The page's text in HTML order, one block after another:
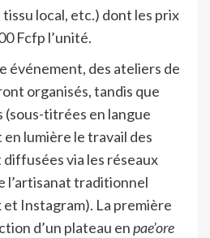
tissu local, etc.) dont les prix
Fcfp l’unité.
événement, des ateliers de
organisés, tandis que
titrées en langue
lumière le travail des
via les réseaux
l’artisanat traditionnel
et Instagram). La première
d’un plateau enpae’ore